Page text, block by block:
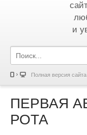
и
Полная версия сайта
ПЕРВАЯ
РОТА